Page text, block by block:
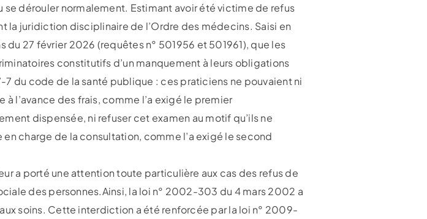
dérouler normalement. Estimant avoir été victime de refus
la juridiction disciplinaire de l’Ordre des médecins. Saisi en
27 février 2026 (requêtes n° 501956 et 501961), que les
constitutifs d’un manquement à leurs obligations
du code de la santé publique : ces praticiens ne pouvaient ni
l’avance des frais, comme l’a exigé le premier
dispensée, ni refuser cet examen au motif qu’ils ne
charge de la consultation, comme l’a exigé le second
a porté une attention toute particulière aux cas des refus de
des personnes.Ainsi, la loi n° 2002-303 du 4 mars 2002 a
soins. Cette interdiction a été renforcée par la loi n° 2009-